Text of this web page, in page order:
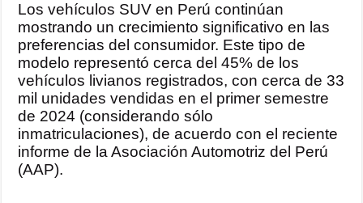
Los vehículos SUV en Perú continúan
mostrando un crecimiento significativo en las
preferencias del consumidor. Este tipo de
modelo representó cerca del 45% de los
vehículos livianos registrados, con cerca de 33
mil unidades vendidas en el primer semestre
de 2024 (considerando sólo
inmatriculaciones), de acuerdo con el reciente
informe de la Asociación Automotriz del Perú
(AAP).